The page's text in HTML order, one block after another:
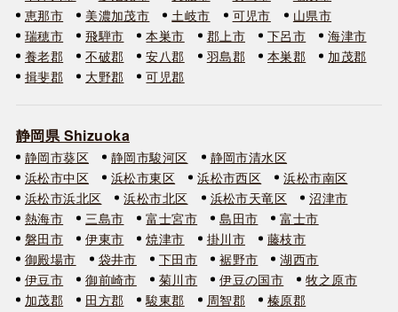
恵那市
美濃加茂市 土岐市 可児市
山県市
瑞穂市
飛騨市 本巣市 郡上市 下呂市
海津市
養老郡
不破郡 安八郡 羽島郡 本巣郡
加茂郡
揖斐郡
大野郡 可児郡
静岡県 Shizuoka
静岡市葵区 静岡市駿河区
静岡市清水区
浜松市中区
浜松市東区 浜松市西区
浜松市南区
浜松市浜北区
浜松市北区 浜松市天竜区
沼津市
熱海市
三島市 富士宮市 島田市
富士市
磐田市
伊東市 焼津市 掛川市
藤枝市
御殿場市
袋井市 下田市 裾野市
湖西市
伊豆市
御前崎市 菊川市 伊豆の国市
牧之原市
加茂郡
田方郡 駿東郡 周智郡 榛原郡